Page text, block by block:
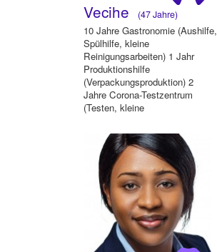
Vecihe (47 Jahre)
10 Jahre Gastronomie (Aushilfe,
Spülhilfe, kleine
Reinigungsarbeiten) 1 Jahr
Produktionshilfe
(Verpackungsproduktion) 2
Jahre Corona-Testzentrum
(Testen, kleine
Zwischenzeitlich R...